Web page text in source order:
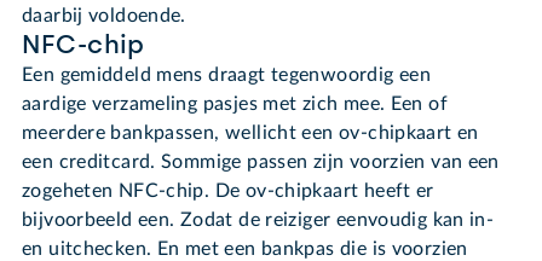
daarbij voldoende.
NFC-chip
Een gemiddeld mens draagt tegenwoordig een
aardige verzameling pasjes met zich mee. Een of
meerdere bankpassen, wellicht een ov-chipkaart en
een creditcard. Sommige passen zijn voorzien van een
zogeheten NFC-chip. De ov-chipkaart heeft er
bijvoorbeeld een. Zodat de reiziger eenvoudig kan in-
en uitchecken. En met een bankpas die is voorzien